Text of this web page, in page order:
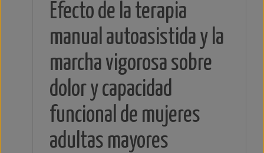
Efecto de la terapia
manual autoasistida y la
marcha vigorosa sobre
dolor y capacidad
funcional de mujeres
adultas mayores